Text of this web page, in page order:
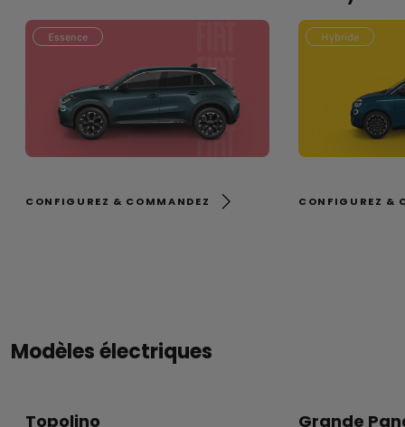
Essence
CONFIGUREZ & COMMANDEZ
Hybride
CONFIGUREZ &
Modèles électriques
Topolino Grande